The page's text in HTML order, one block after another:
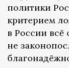
политики
критерием
в России всё
не